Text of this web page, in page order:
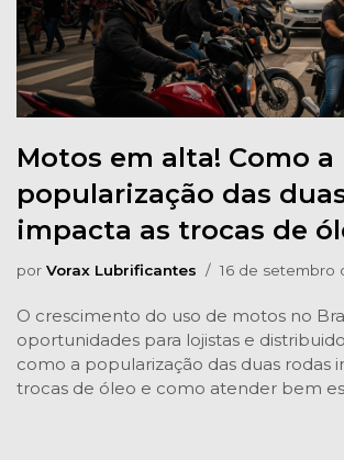
Motos em alta! Como a
popularização das
impacta as trocas de
por Vorax Lubrificantes 16 de setembro
O crescimento do uso de motos no
oportunidades para lojistas e
como a popularização das duas rodas
trocas de óleo e como atender bem